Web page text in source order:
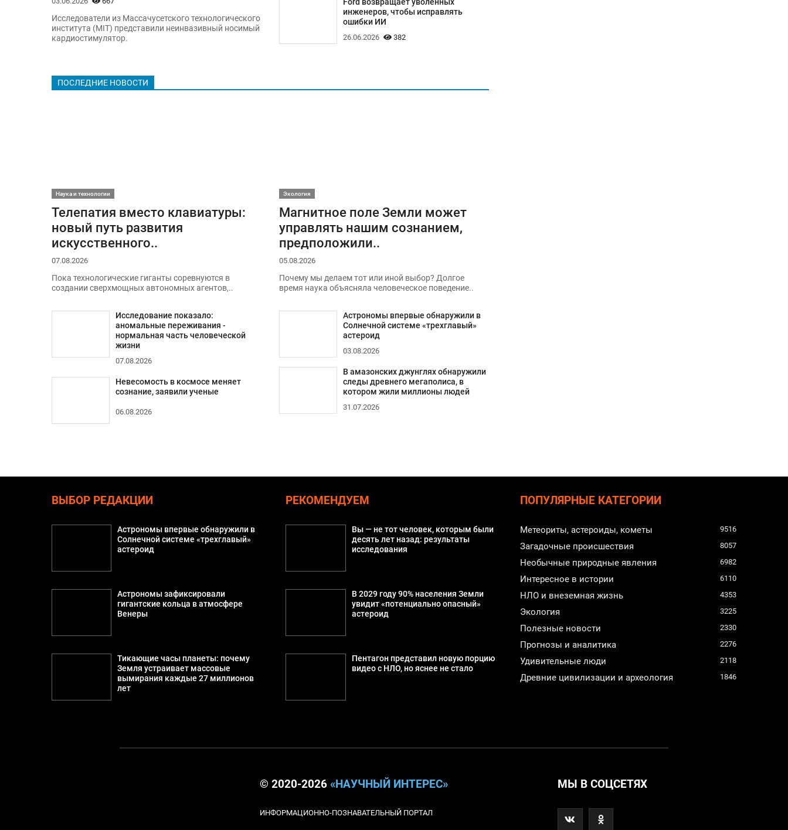
Исследователи из Массачусетского технологического
института (MIT) представили неинвазивный носимый
кардиостимулятор.
Ford возвращает уволенных
инженеров, чтобы исправлять
ошибки ИИ
26.06.2026 382
ПОСЛЕДНИЕ НОВОСТИ
Наука и технологии
Телепатия вместо клавиатуры:
новый путь развития
искусственного..
07.08.2026
Пока технологические гиганты соревнуются в
создании сверхмощных автономных агентов,..
Исследование показало:
аномальные переживания -
нормальная часть человеческой
жизни
07.08.2026
Невесомость в космосе меняет
сознание, заявили ученые
06.08.2026
Экология
Магнитное поле Земли может
управлять нашим сознанием,
предположили..
05.08.2026
Почему мы делаем тот или иной выбор? Долгое
время наука объясняла человеческое поведение..
Астрономы впервые обнаружили в
Солнечной системе «трехглавый»
астероид
03.08.2026
В амазонских джунглях обнаружили
следы древнего мегаполиса, в
котором жили миллионы людей
31.07.2026
ВЫБОР РЕДАКЦИИ
Астрономы впервые обнаружили в
Солнечной системе «трехглавый»
астероид
Астрономы зафиксировали
гигантские кольца в атмосфере
Венеры
Тикающие часы планеты: почему
Земля устраивает массовые
вымирания каждые 27 миллионов
лет
РЕКОМЕНДУЕМ
Вы — не тот человек, которым были
десять лет назад: результаты
исследования
В 2029 году 90% населения Земли
увидит «потенциально опасный»
астероид
Пентагон представил новую порцию
видео с НЛО, но яснее не стало
ПОПУЛЯРНЫЕ КАТЕГОРИИ
Метеориты, астероиды, кометы 9516
Загадочные происшествия 8057
Необычные природные явления 6982
Интересное в истории 6110
НЛО и внеземная жизнь 4353
Экология 3225
Полезные новости 2330
Прогнозы и аналитика 2276
Удивительные люди 2118
Древние цивилизации и археология 1846
© 2020-2026 «НАУЧНЫЙ ИНТЕРЕС»
ИНФОРМАЦИОННО-ПОЗНАВАТЕЛЬНЫЙ ПОРТАЛ
МЫ В СОЦСЕТЯХ